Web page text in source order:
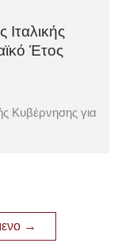
Έτος
Κυβέρνησης για
→